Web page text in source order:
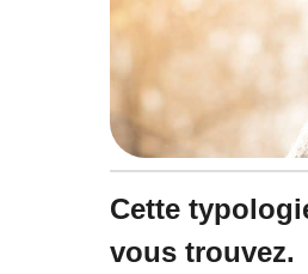
Cette
vous trouvez.